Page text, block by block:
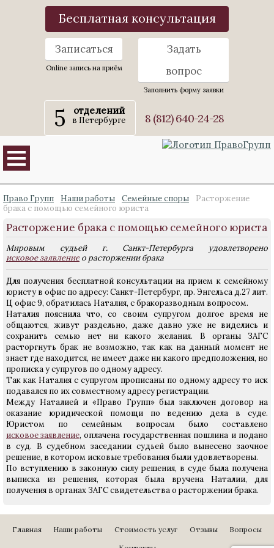
Бесплатная консультация
Записаться
Online запись на приём
Задать
вопрос
Заполнить форму заявки
5 отделений
в Петербурге 8 (812) 640-24-28
Право Групп Наши работы Семейные споры
Расторжение
брака с помощью семейного юриста
Расторжение брака с помощью семейного юриста
Мировым судьей г. Санкт-Петербурга удовлетворено
исковое заявление о расторжении брака
Для получения бесплатной консультации на прием к семейному
юристу в офис по адресу: Санкт-Петербург, пр. Энгельса д.27 лит.
Ц офис 9, обратилась Наталия, с бракоразводным вопросом.
Наталия пояснила что, со своим супругом долгое время не
общаются, живут раздельно, даже давно уже не виделись и
сохранить семью нет ни какого желания. В органы ЗАГС
расторгнуть брак не возможно, так как на данный момент не
знает где находится, не имеет даже ни какого предположения, но
прописка у супругов по одному адресу.
Так как Наталия с супругом прописаны по одному адресу то иск
подавался по их совместному адресу регистрации.
Между Наталией и «Право Групп» был заключен договор на
оказание юридической помощи по ведению дела в суде.
Юристом по семейным вопросам было составлено
исковое заявление, оплачена государственная пошлина и подано
в суд. В судебном заседании судьей было вынесено заочное
решение, в котором исковые требования были удовлетворены.
По вступлению в законную силу решения, в суде была получена
выписка из решения, которая была вручена Наталии, для
получения в органах ЗАГС свидетельства о расторжении брака.
Главная Наши работы Стоимость услуг Отзывы
Вопросы